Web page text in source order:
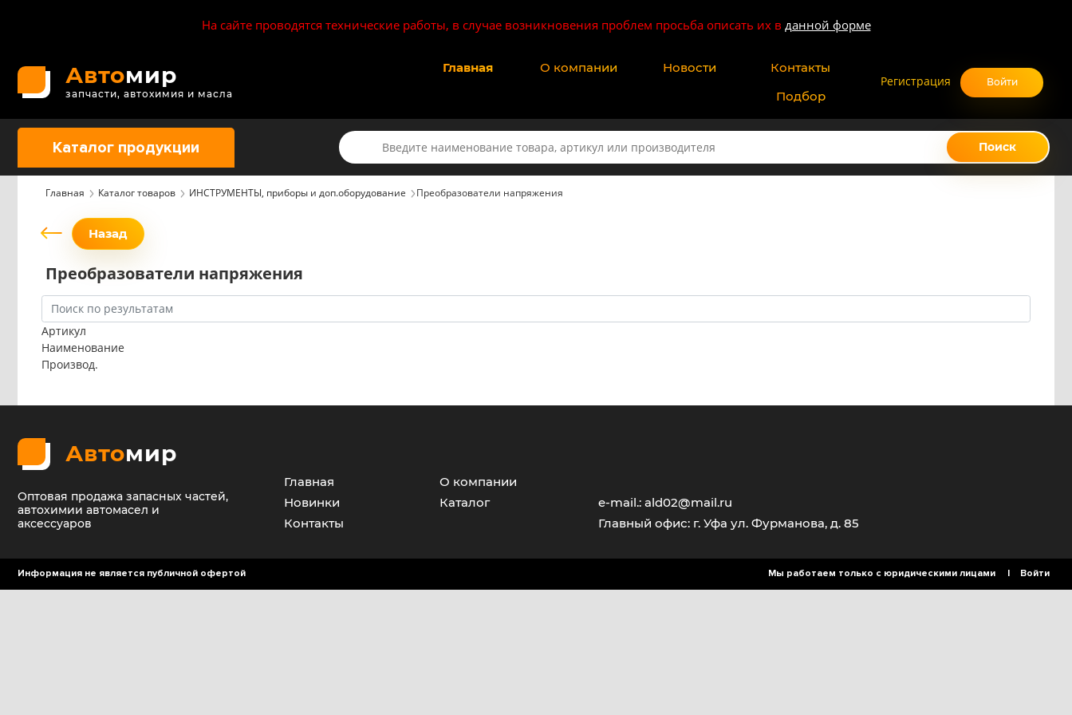
На сайте проводятся технические работы, в случае возникновения проблем просьба описать их в данной форме
Автомир
запчасти, автохимия и масла
Главная О компании Новости
Контакты
Подбор
Регистрация Войти
Каталог продукции Поиск
Главная Каталог товаров ИНСТРУМЕНТЫ, приборы и доп.оборудование Преобразователи напряжения
Назад
Преобразователи напряжения
Артикул
Наименование
Производ.
Автомир
Оптовая продажа запасных частей,
автохимии автомасел и
аксессуаров
Главная
О компании
Новинки
Каталог
Контакты
e-mail.: ald02@mail.ru
Главный офис: г. Уфа ул. Фурманова, д. 85
Информация не является публичной офертой Мы работаем только с юридическими лицами | Войти